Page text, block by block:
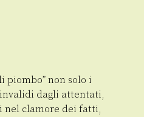
piombo” non solo i
dagli attentati,
nel clamore dei fatti,